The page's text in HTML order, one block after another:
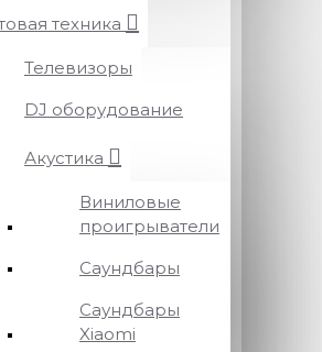
техника
Телевизоры
DJ оборудование
Акустика
Виниловые
проигрыватели
Саундбары
Саундбары
Xiaomi